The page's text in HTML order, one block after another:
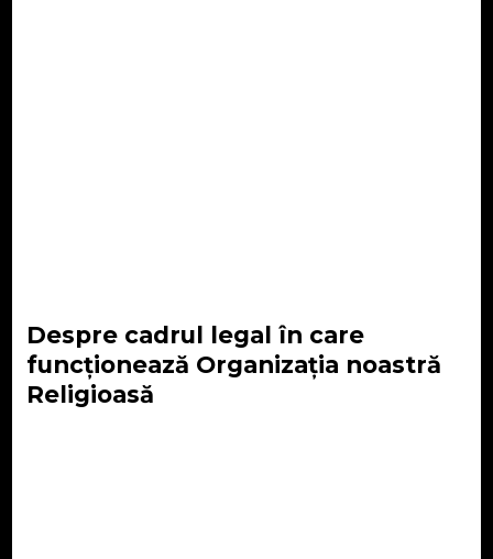
Despre cadrul legal în care
funcționează Organizația noastră
Religioasă